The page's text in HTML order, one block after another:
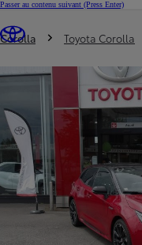
Passer au contenu suivant (Press Enter)
Trouvez un partenaire Toyota
Vous êtes ici
Corolla Toyota Corolla